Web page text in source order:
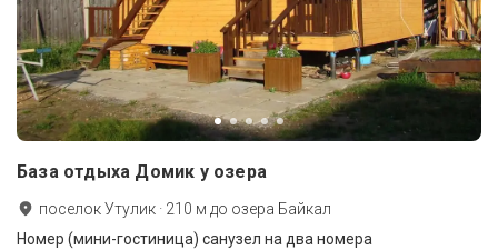
База отдыха Домик у озера
поселок Утулик · 210 м до озера Байкал
Номер (мини-гостиница) санузел на два номера